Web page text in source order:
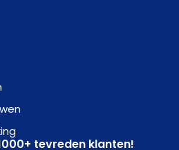
1000+ tevreden klanten!